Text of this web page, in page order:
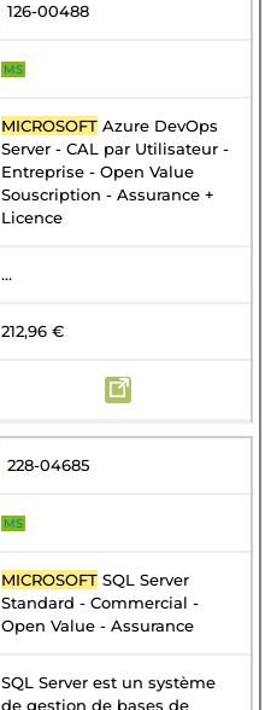
126-00488
MS
MICROSOFT Azure DevOps
Server - CAL par Utilisateur -
Entreprise - Open Value
Souscription - Assurance +
Licence
...
212,96 €
228-04685
MS
MICROSOFT SQL Server
Standard - Commercial -
Open Value - Assurance
SQL Server est un système
de gestion de bases de